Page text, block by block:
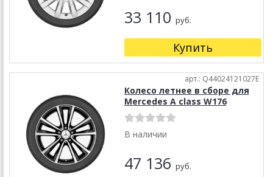
33 110 руб.
Купить
арт.: Q44024121027E
Колесо летнее в сборе для
Mercedes A class W176
В наличии
47 136 руб.